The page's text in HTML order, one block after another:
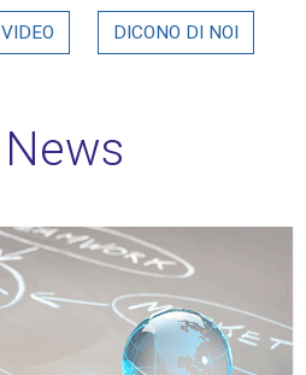
VIDEO DICONO DI NOI
News